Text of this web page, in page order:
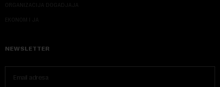
ORGANIZACIJA DOGADJAJA
EKONOM I JA
NEWSLETTER